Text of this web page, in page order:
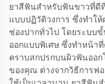
ยาสีฟันสำหรับฟันขาวที่ดี
แบบปฏิวัติวงการ ซึ่งทำ
ช่องปากทั่วไป โดยระบบ
ออกแบบพิเศษ ซึ่งทำหน้า
คราบสกปรกบนผิวฟันออ
ของคุณ ต่างจากวิธีการฟ